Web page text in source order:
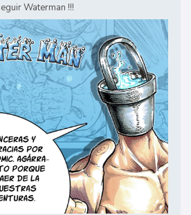
Waterman !!!